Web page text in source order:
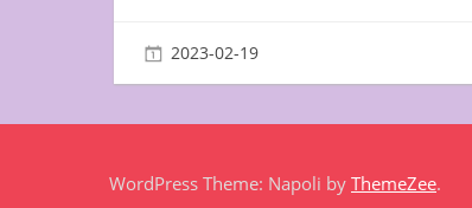
ビ
ゲ
2023-02-19
WordPress Theme: Napoli by ThemeZee.